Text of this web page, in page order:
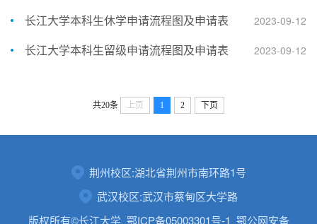
长江大学本科生休学申请流程图及申请表 2023-09-12
长江大学本科生留级申请流程图及申请表 2023-09-12
共20条 上页 1 2 下页
荆州校区:湖北省荆州市南环路1号
武汉校区:武汉市蔡甸区大学路
版权所有©长江大学 鄂ICP备05003301号-1 鄂公网安备